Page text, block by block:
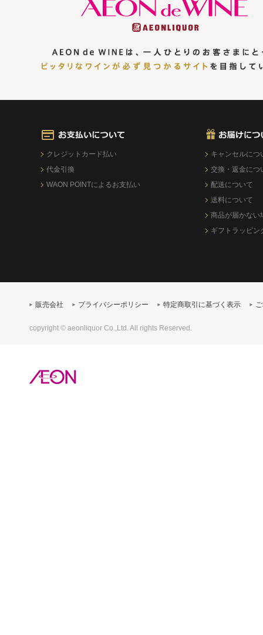
クレジットカード払い
代金引換
WAON POINTによるお支払い
キャンセルにつ
交換・返金につ
配送について
送料について
商品が届かない
ギフトラッピン
販売会社 プライバシーポリシー 特定商取引に基づく表示
copyright © aeonliquor Co.,Ltd. All rights Reserved.